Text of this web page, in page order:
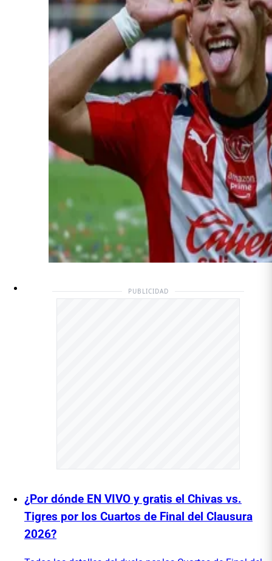
PUBLICIDAD
¿Por dónde EN VIVO y gratis el Chivas vs.
Tigres por los Cuartos de Final del Clausura
2026?